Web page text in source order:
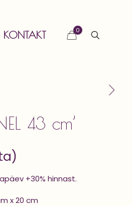
KONTAKT 0
43 cm’
+30% hinnast.
x 20 cm